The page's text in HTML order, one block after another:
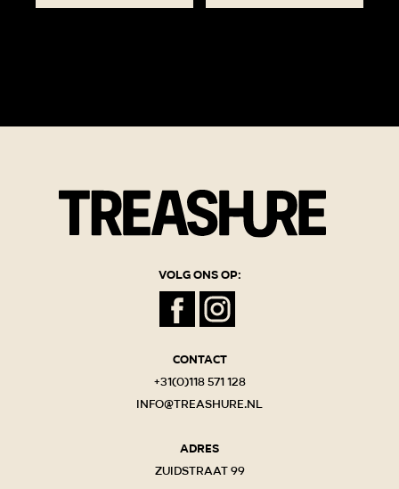
Volg ons op:
Contact
+31(0)118 571 128
info@treashure.nl
Adres
Zuidstraat 99